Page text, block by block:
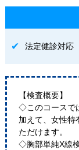
法定健診対応
【検査概要】
◇このコースで
加えて、女性特
ただけます。
◇胸部単純X線